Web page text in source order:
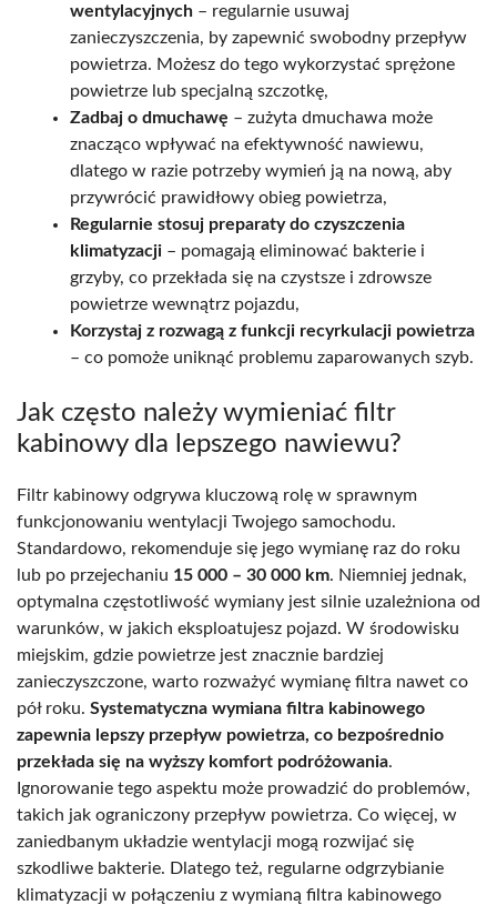
wentylacyjnych – regularnie usuwaj
zanieczyszczenia, by zapewnić swobodny przepływ
powietrza. Możesz do tego wykorzystać sprężone
powietrze lub specjalną szczotkę,
Zadbaj o dmuchawę – zużyta dmuchawa może
znacząco wpływać na efektywność nawiewu,
dlatego w razie potrzeby wymień ją na nową, aby
przywrócić prawidłowy obieg powietrza,
Regularnie stosuj preparaty do czyszczenia
klimatyzacji – pomagają eliminować bakterie i
grzyby, co przekłada się na czystsze i zdrowsze
powietrze wewnątrz pojazdu,
Korzystaj z rozwagą z funkcji recyrkulacji powietrza
– co pomoże uniknąć problemu zaparowanych szyb.
Jak często należy wymieniać filtr
kabinowy dla lepszego nawiewu?
Filtr kabinowy odgrywa kluczową rolę w sprawnym
funkcjonowaniu wentylacji Twojego samochodu.
Standardowo, rekomenduje się jego wymianę raz do roku
lub po przejechaniu 15 000 – 30 000 km. Niemniej jednak,
optymalna częstotliwość wymiany jest silnie uzależniona od
warunków, w jakich eksploatujesz pojazd. W środowisku
miejskim, gdzie powietrze jest znacznie bardziej
zanieczyszczone, warto rozważyć wymianę filtra nawet co
pół roku. Systematyczna wymiana filtra kabinowego
zapewnia lepszy przepływ powietrza, co bezpośrednio
przekłada się na wyższy komfort podróżowania.
Ignorowanie tego aspektu może prowadzić do problemów,
takich jak ograniczony przepływ powietrza. Co więcej, w
zaniedbanym układzie wentylacji mogą rozwijać się
szkodliwe bakterie. Dlatego też, regularne odgrzybianie
klimatyzacji w połączeniu z wymianą filtra kabinowego